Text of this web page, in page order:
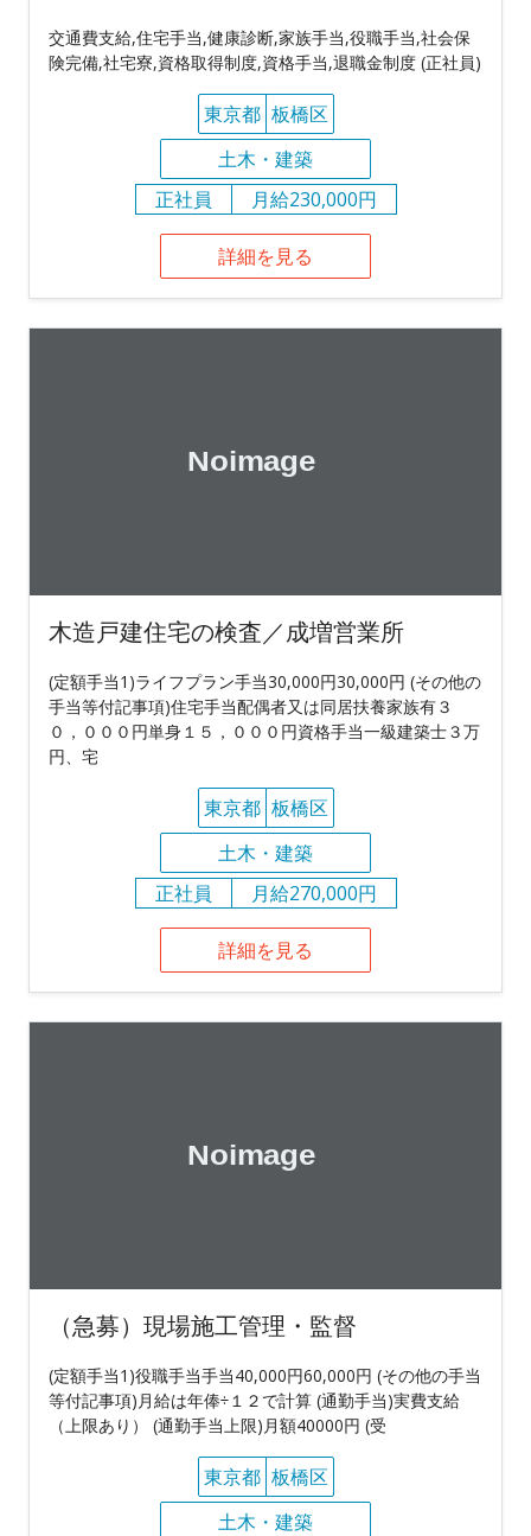
交通費支給,住宅手当,健康診断,家族手当,役職手当,社会保
険完備,社宅寮,資格取得制度,資格手当,退職金制度 (正社員)
東京都 板橋区
土木・建築
正社員
月給230,000円
詳細を見る
木造戸建住宅の検査／成増営業所
(定額手当1)ライフプラン手当30,000円30,000円 (その他の
手当等付記事項)住宅手当配偶者又は同居扶養家族有３
０，０００円単身１５，０００円資格手当一級建築士３万
円、宅
東京都 板橋区
土木・建築
正社員
月給270,000円
詳細を見る
（急募）現場施工管理・監督
(定額手当1)役職手当手当40,000円60,000円 (その他の手当
等付記事項)月給は年俸÷１２で計算 (通勤手当)実費支給
（上限あり） (通勤手当上限)月額40000円 (受
東京都 板橋区
土木・建築